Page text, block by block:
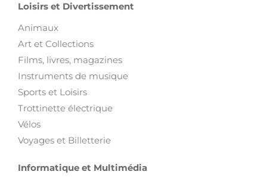
Loisirs et Divertissement
Animaux
Art et Collections
Films, livres, magazines
Instruments de musique
Sports et Loisirs
Trottinette électrique
Vélos
Voyages et Billetterie
Informatique et Multimédia